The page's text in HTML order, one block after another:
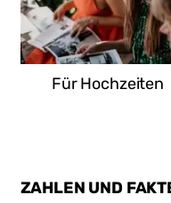
Für Hochzeiten
ZAHLEN UND